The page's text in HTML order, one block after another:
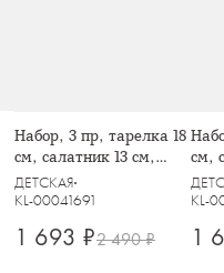
Набор, 3 пр, тарелка 18
см, салатник 13 см,
кружка 200 мл, Лисята
ДЕТСКАЯ
KL-00041691
1 693 ₽2 490 ₽
см,
KL-
1